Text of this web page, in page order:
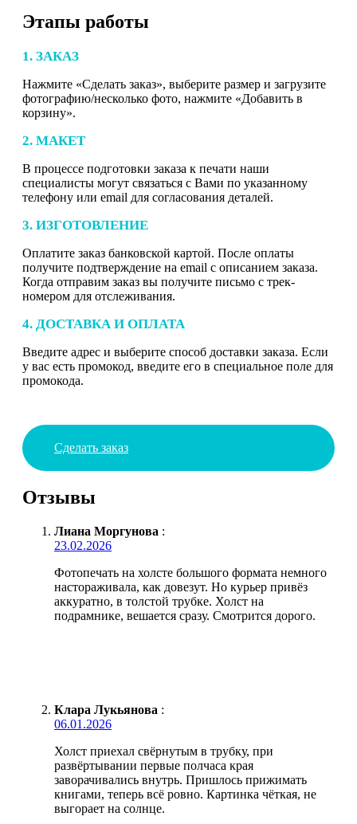
Этапы работы
1. ЗАКАЗ
Нажмите «Сделать заказ», выберите размер и загрузите
фотографию/несколько фото, нажмите «Добавить в
корзину».
2. МАКЕТ
В процессе подготовки заказа к печати наши
специалисты могут связаться с Вами по указанному
телефону или email для согласования деталей.
3. ИЗГОТОВЛЕНИЕ
Оплатите заказ банковской картой. После оплаты
получите подтверждение на email с описанием заказа.
Когда отправим заказ вы получите письмо с трек-
номером для отслеживания.
4. ДОСТАВКА И ОПЛАТА
Введите адрес и выберите способ доставки заказа. Если
у вас есть промокод, введите его в специальное поле для
промокода.
Сделать заказ
Отзывы
Лиана Моргунова :
23.02.2026
Фотопечать на холсте большого формата немного
настораживала, как довезут. Но курьер привёз
аккуратно, в толстой трубке. Холст на
подрамнике, вешается сразу. Смотрится дорого.
Клара Лукьянова :
06.01.2026
Холст приехал свёрнутым в трубку, при
развёртывании первые полчаса края
заворачивались внутрь. Пришлось прижимать
книгами, теперь всё ровно. Картинка чёткая, не
выгорает на солнце.